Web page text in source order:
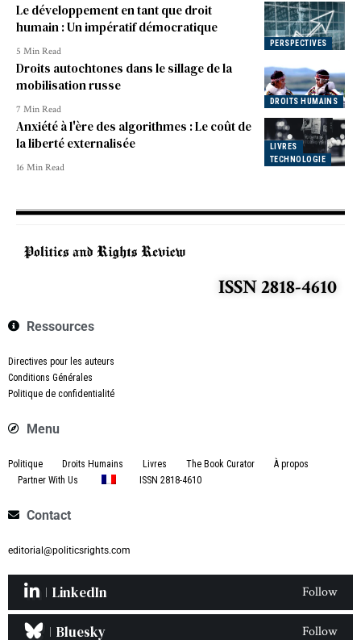
PERSPECTIVES
Le développement en tant que droit
humain : Un impératif démocratique
5 Min Read
DROITS HUMAINS
Droits autochtones dans le sillage de la
mobilisation russe
7 Min Read
LIVRES
TECHNOLOGIE
Anxiété à l'ère des algorithmes : Le coût de
la liberté externalisée
16 Min Read
ISSN 2818-4610
Ressources
Directives pour les auteurs
Conditions Générales
Politique de confidentialité
Menu
Politique Droits Humains Livres The Book Curator
À propos
Partner With Us
ISSN 2818-4610
Contact
editorial@politicsrights.com
LinkedIn Follow
Bluesky Follow